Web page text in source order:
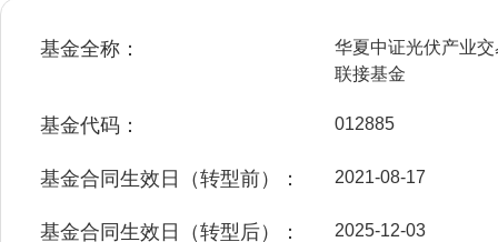
基金全称：
华夏中证光伏产业
联接基金
基金代码： 012885
基金合同生效日（转型前）： 2021-08-17
基金合同生效日（转型后）： 2025-12-03